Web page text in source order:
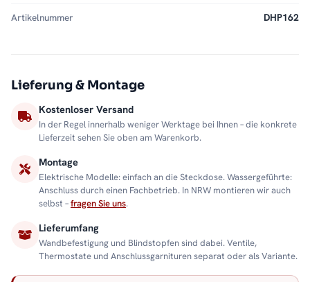
Artikelnummer DHP162
Lieferung & Montage
Kostenloser Versand
In der Regel innerhalb weniger Werktage bei Ihnen – die konkrete
Lieferzeit sehen Sie oben am Warenkorb.
Montage
Elektrische Modelle: einfach an die Steckdose. Wassergeführte:
Anschluss durch einen Fachbetrieb. In NRW montieren wir auch
selbst –fragen Sie uns.
Lieferumfang
Wandbefestigung und Blindstopfen sind dabei. Ventile,
Thermostate und Anschlussgarnituren separat oder als Variante.